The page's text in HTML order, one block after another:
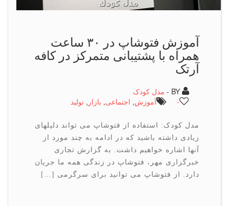
آموزش فتوشاپ در ۳۰ ساعت
همراه با پشتیبانی متمرکز در کافه
مدل کودک
آموزش,اجتماعی ,بازار,تولید
مدل کودک: استفاده از فتوشاپ می تواند دلیلهای
زیادی داشته باشید که در ادامه به چند مورد از
آنها اشاره خواهیم داشت. به گزارش تجاری
خبرگزاری مهر، فتوشاپ در زندگی همه ما جریان
دارد. از فتوشاپ می توانید برای سرگرمی […]